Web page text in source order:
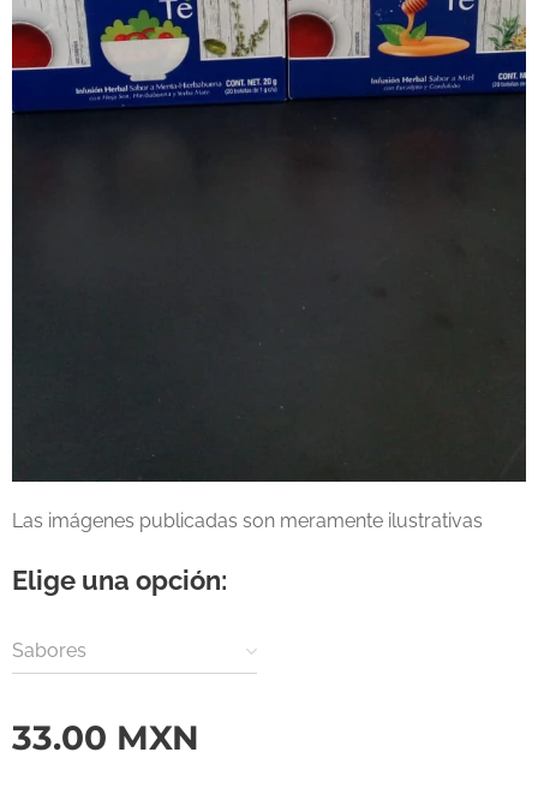
Las imágenes publicadas son meramente ilustrativas
Elige una opción:
Sabores
33.00 MXN